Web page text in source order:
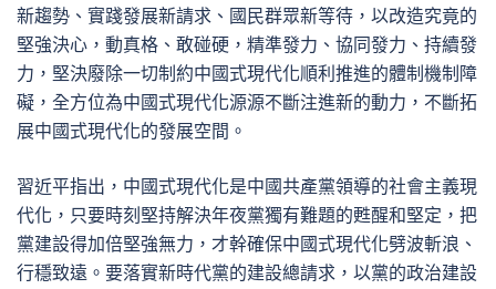
新趨勢、實踐發展新請求、國民群眾新等待，以改造究竟的
堅強決心，動真格、敢碰硬，精準發力、協同發力、持續發
力，堅決廢除一切制約中國式現代化順利推進的體制機制障
礙，全方位為中國式現代化源源不斷注進新的動力，不斷拓
展中國式現代化的發展空間。
習近平指出，中國式現代化是中國共產黨領導的社會主義現
代化，只要時刻堅持解決年夜黨獨有難題的甦醒和堅定，把
黨建設得加倍堅強無力，才幹確保中國式現代化劈波斬浪、
行穩致遠。要落實新時代黨的建設總請求，以黨的政治建設